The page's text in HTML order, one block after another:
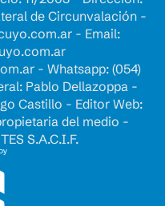
de Circunvalación -
- Email:
- Whatsapp: (054)
Pablo Dellazoppa -
Castillo - Editor Web:
del medio -
S.A.C.I.F.